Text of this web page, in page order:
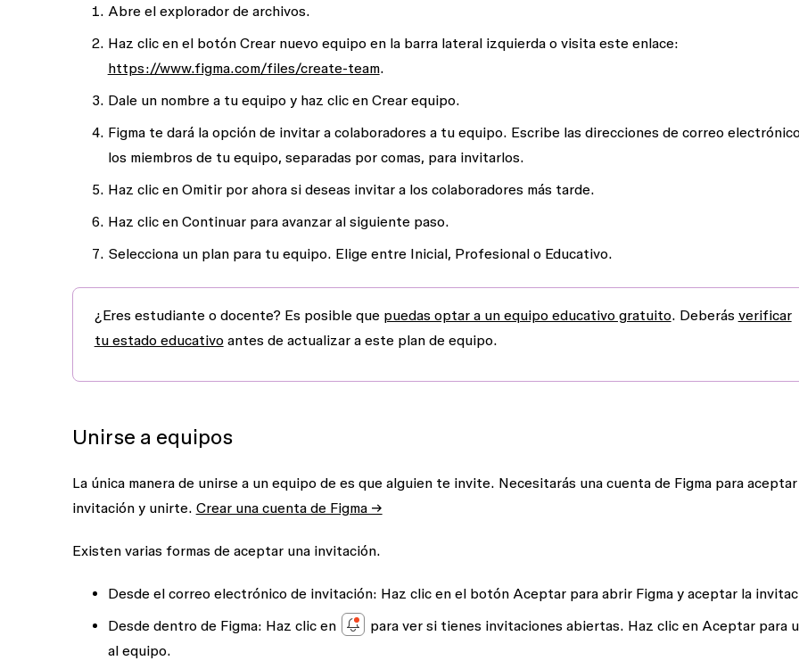
Abre el explorador de archivos.
Haz clic en el botón Crear nuevo equipo en la barra lateral izquierda o visita este enlace:
https://www.figma.com/files/create-team.
Dale un nombre a tu equipo y haz clic en Crear equipo.
Figma te dará la opción de invitar a colaboradores a tu equipo. Escribe las direcciones de correo
los miembros de tu equipo, separadas por comas, para invitarlos.
Haz clic en Omitir por ahorasi deseas invitar a los colaboradores más tarde.
Haz clic en Continuarpara avanzar al siguiente paso.
Selecciona un plan para tu equipo. Elige entre Inicial, Profesionalo Educativo.
¿Eres estudiante o docente? Es posible que puedas optar a un equipo educativo gratuito. Deberás verificar
tu estado educativo antes de actualizar a este plan de equipo.
Unirse a equipos
La única manera de unirse a un equipo de es que alguien te invite. Necesitarás una cuenta de Figma para aceptar
invitación y unirte. Crear una cuenta de Figma →
Existen varias formas de aceptar una invitación.
Desde el correo electrónico de invitación: Haz clic en el botón Aceptarpara abrir Figma y aceptar la
Desde dentro de Figma: Haz clic en para ver si tienes invitaciones abiertas. Haz clic en Aceptarpara
al equipo.